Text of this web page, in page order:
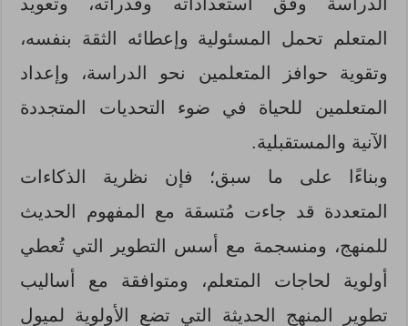
المتعلم تحمل المسئولية وإعطائه الثقة بنفسه،
وتقوية حوافز المتعلمين نحو الدراسة، وإعداد
المتعلمين للحياة في ضوء التحديات المتجددة
الآنية والمستقبلية.
وبناءًا على ما سبق؛ فإن نظرية الذكاءات
المتعددة قد جاءت مُتسقة مع المفهوم الحديث
للمنهج، ومنسجمة مع أسس التطوير التي تُعطي
أولوية لحاجات المتعلم، ومتوافقة مع أساليب
تطوير المنهج الحديثة التي تضع الأولوية لميول